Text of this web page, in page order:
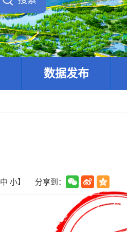
数据发布
中 小】 分享到：